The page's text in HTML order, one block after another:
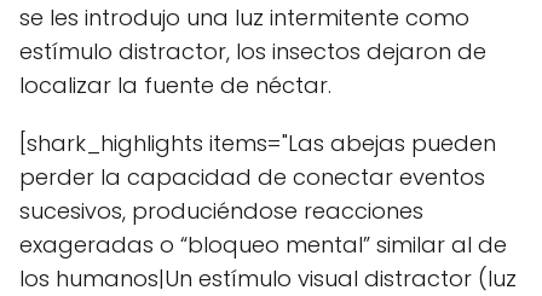
se les introdujo una luz intermitente como
estímulo distractor, los insectos dejaron de
localizar la fuente de néctar.
[shark_highlights items="Las abejas pueden
perder la capacidad de conectar eventos
sucesivos, produciéndose reacciones
exageradas o “bloqueo mental” similar al de
los humanos|Un estímulo visual distractor (luz